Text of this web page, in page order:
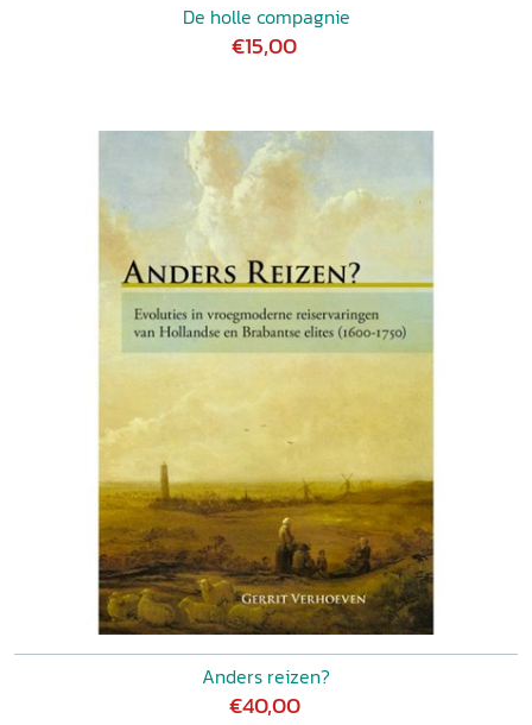
De holle compagnie
€15,00
Anders reizen?
€40,00